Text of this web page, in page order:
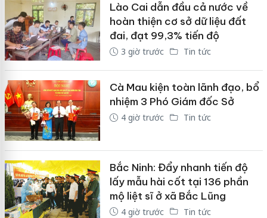
Lào Cai dẫn đầu cả nước về
hoàn thiện cơ sở dữ liệu đất
đai, đạt 99,3% tiến độ
3 giờ trước Tin tức
Cà Mau kiện toàn lãnh đạo, bổ
nhiệm 3 Phó Giám đốc Sở
4 giờ trước Tin tức
Bắc Ninh: Đẩy nhanh tiến độ
lấy mẫu hài cốt tại 136 phần
mộ liệt sĩ ở xã Bắc Lũng
4 giờ trước Tin tức